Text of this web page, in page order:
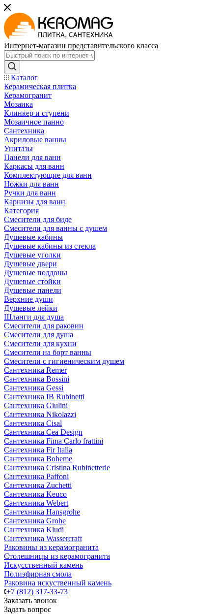
Интернет-магазин представительского класса
Каталог
Керамическая плитка
Керамогранит
Мозаика
Клинкер и ступени
Мозаичное панно
Сантехника
Акриловые ванны
Унитазы
Панели для ванн
Каркасы для ванн
Комплектующие для ванн
Ножки для ванн
Ручки для ванн
Карнизы для ванн
Категория
Смесители для биде
Смесители для ванны с душем
Душевые кабины
Душевые кабины из стекла
Душевые уголки
Душевые двери
Душевые поддоны
Душевые стойки
Душевые панели
Верхние души
Душевые лейки
Шланги для душа
Смесители для раковин
Смесители для душа
Смесители для кухни
Смесители на борт ванны
Смесители с гигиеническим душем
Сантехника Remer
Сантехника Bossini
Сантехника Gessi
Сантехника IB Rubinetti
Сантехника Giulini
Сантехника Nikolazzi
Сантехника Cisal
Сантехника Cea Design
Сантехника Fima Carlo frattini
Сантехника Fir Italia
Сантехника Boheme
Сантехника Cristina Rubinetterie
Сантехника Paffoni
Сантехника Zuchetti
Сантехника Keuco
Сантехника Webert
Сантехника Hansgrohe
Сантехника Grohe
Сантехника Kludi
Сантехника Wassercraft
Раковины из керамогранита
Столешницы из керамогранита
Искусственный камень
Полиэфирная смола
Раковина искуственный камень
+7 (812) 317-33-73
Заказать звонок
Задать вопрос